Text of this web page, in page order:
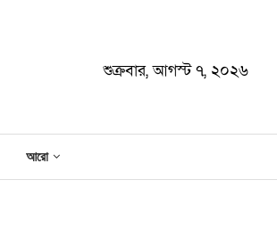
শুক্রবার, আগস্ট ৭, ২০২৬
আরো